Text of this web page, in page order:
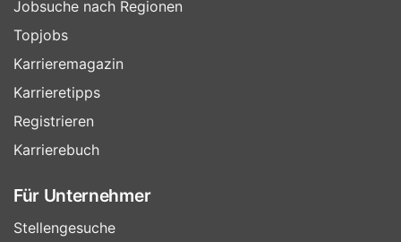
Jobsuche nach Regionen
Topjobs
Karrieremagazin
Karrieretipps
Registrieren
Karrierebuch
Für Unternehmer
Stellengesuche